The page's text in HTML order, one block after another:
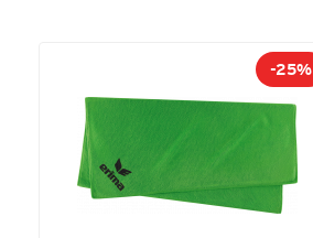
-25%